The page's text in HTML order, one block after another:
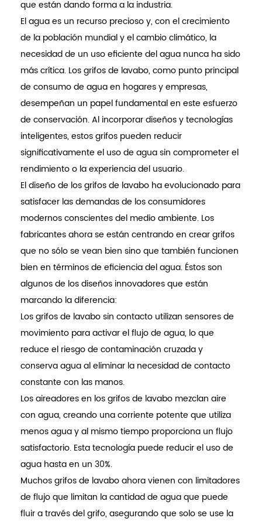
que están dando forma a la industria.
El agua es un recurso precioso y, con el crecimiento
de la población mundial y el cambio climático, la
necesidad de un uso eficiente del agua nunca ha sido
más crítica. Los grifos de lavabo, como punto principal
de consumo de agua en hogares y empresas,
desempeñan un papel fundamental en este esfuerzo
de conservación. Al incorporar diseños y tecnologías
inteligentes, estos grifos pueden reducir
significativamente el uso de agua sin comprometer el
rendimiento o la experiencia del usuario.
El diseño de los grifos de lavabo ha evolucionado para
satisfacer las demandas de los consumidores
modernos conscientes del medio ambiente. Los
fabricantes ahora se están centrando en crear grifos
que no sólo se vean bien sino que también funcionen
bien en términos de eficiencia del agua. Éstos son
algunos de los diseños innovadores que están
marcando la diferencia:
Los grifos de lavabo sin contacto utilizan sensores de
movimiento para activar el flujo de agua, lo que
reduce el riesgo de contaminación cruzada y
conserva agua al eliminar la necesidad de contacto
constante con las manos.
Los aireadores en los grifos de lavabo mezclan aire
con agua, creando una corriente potente que utiliza
menos agua y al mismo tiempo proporciona un flujo
satisfactorio. Esta tecnología puede reducir el uso de
agua hasta en un 30%.
Muchos grifos de lavabo ahora vienen con limitadores
de flujo que limitan la cantidad de agua que puede
fluir a través del grifo, asegurando que solo se use la